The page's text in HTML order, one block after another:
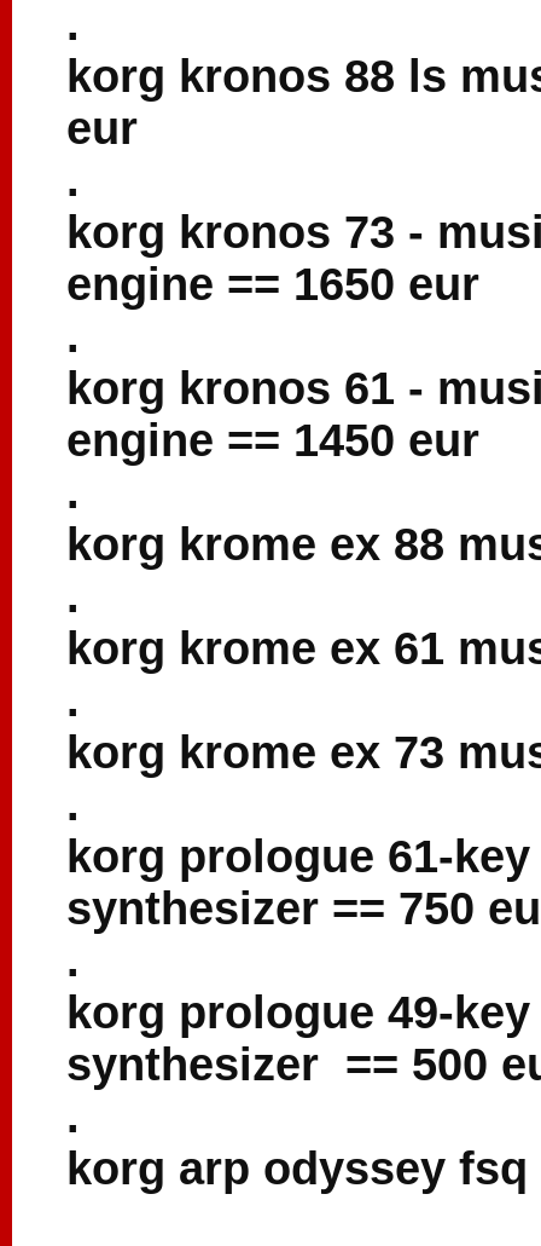
.
korg kronos 88 ls
eur
.
korg kronos 73 -
engine == 1650 eur
.
korg kronos 61 -
engine == 1450 eur
.
korg krome ex 88
.
korg krome ex 61
.
korg krome ex 73
.
korg prologue 61-
synthesizer == 750
.
korg prologue 49-
synthesizer == 500
.
korg arp odyssey